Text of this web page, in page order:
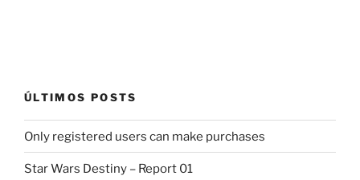
ÚLTIMOS POSTS
Only registered users can make purchases
Star Wars Destiny – Report 01